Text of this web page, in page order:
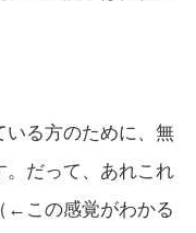
いる方のために、無
。だって、あれこれ
←この感覚がわかる